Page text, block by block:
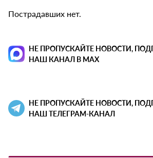
Пострадавших нет.
НЕ ПРОПУСКАЙТЕ НОВОСТИ,
НАШ КАНАЛ В MAX
НЕ ПРОПУСКАЙТЕ НОВОСТИ,
НАШ ТЕЛЕГРАМ-КАНАЛ